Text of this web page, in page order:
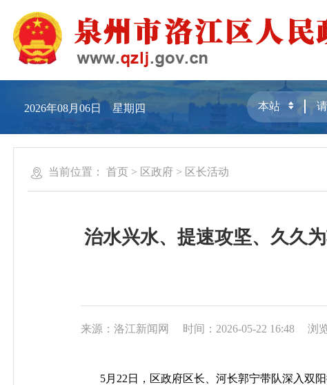
2026年08月06日 星期四
当前位置： 首页 > 区政府 > 区长活动
治水兴水、提速攻坚、久久
来源：洛江新闻网 时间：2026-05-22 16:48 浏
5月22日，区政府区长、河长郭宁带队深入双